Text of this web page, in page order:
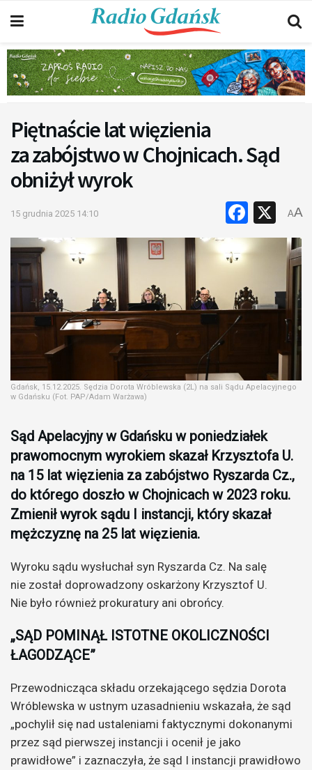
Piętnaście lat więzienia
za zabójstwo w Chojnicach. Sąd
obniżył wyrok
15 grudnia 2025 14:10 X
AA
Gdańsk, 15.12.2025. Sędzia Dorota Wróblewska (2L) na sali Sądu Apelacyjnego
w Gdańsku (Fot. PAP/Adam Warżawa)
Sąd Apelacyjny w Gdańsku w poniedziałek
prawomocnym wyrokiem skazał Krzysztofa U.
na 15 lat więzienia za zabójstwo Ryszarda Cz.,
do którego doszło w Chojnicach w 2023 roku.
Zmienił wyrok sądu I instancji, który skazał
mężczyznę na 25 lat więzienia.
Wyroku sądu wysłuchał syn Ryszarda Cz. Na salę
nie został doprowadzony oskarżony Krzysztof U.
Nie było również prokuratury ani obrońcy.
„SĄD POMINĄŁ ISTOTNE OKOLICZNOŚCI
ŁAGODZĄCE”
Przewodnicząca składu orzekającego sędzia Dorota
Wróblewska w ustnym uzasadnieniu wskazała, że sąd
„pochylił się nad ustaleniami faktycznymi dokonanymi
przez sąd pierwszej instancji i ocenił je jako
prawidłowe” i zaznaczyła, że sąd I instancji prawidłowo